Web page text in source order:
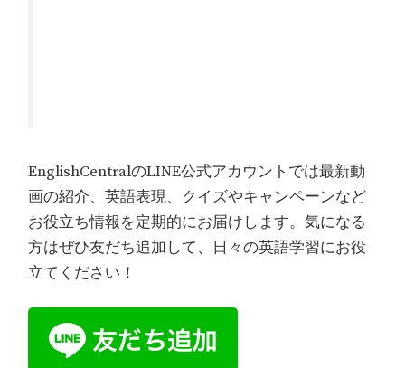
EnglishCentralのLINE公式アカウントでは最新動
画の紹介、英語表現、クイズやキャンペーンなど
お役立ち情報を定期的にお届けします。気になる
方はぜひ友だち追加して、日々の英語学習にお役
立てください！